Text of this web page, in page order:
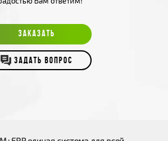
ЗАКАЗАТЬ
ЗАДАТЬ ВОПРОС